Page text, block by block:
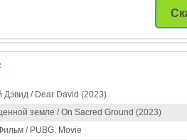
Дэвид / Dear David (2023)
земле / On Sacred Ground (2023)
/ PUBG. Movie